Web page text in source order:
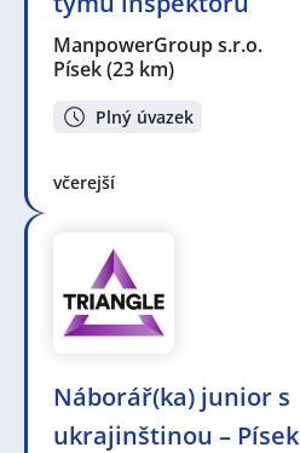
ManpowerGroup s.r.o.
Písek(23 km)
Plný úvazek
včerejší
Náborář(ka) junior s
ukrajinštinou – Písek